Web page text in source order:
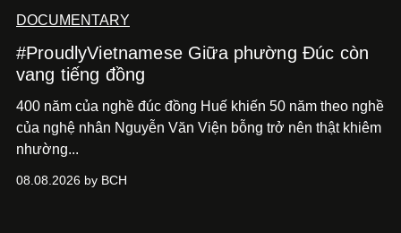
DOCUMENTARY
#ProudlyVietnamese Giữa phường Đúc còn
vang tiếng đồng
400 năm của nghề đúc đồng Huế khiến 50 năm theo nghề
của nghệ nhân Nguyễn Văn Viện bỗng trở nên thật khiêm
nhường...
08.08.2026 by BCH